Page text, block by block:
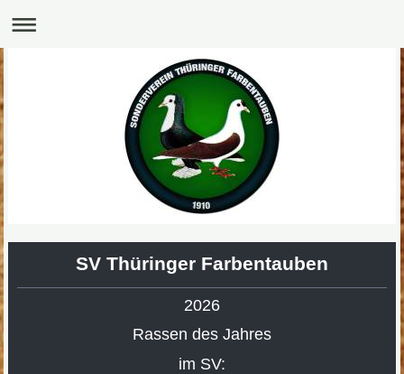
SV Thüringer Farbentauben
2026
Rassen des Jahres
im SV: